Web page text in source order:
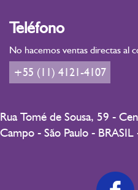
Teléfono
No hacemos ventas directas al
+55 (11) 4121-4107
Rua Tomé de Sousa, 59 -
Campo - São Paulo -